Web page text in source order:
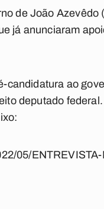
de João
já anunciaram
candidatura ao
deputado
05/